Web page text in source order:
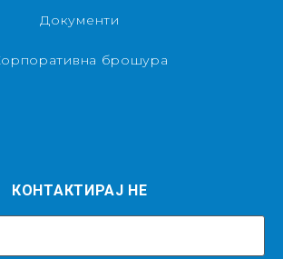
Документи
брошура
КОНТАКТИРАЈ НЕ